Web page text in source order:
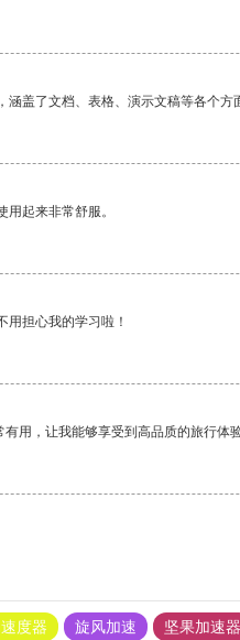
涵盖了文档、表格、演示文稿等各个方
起来非常舒服。
用担心我的学习啦！
用，让我能够享受到高品质的旅行体验
度器 旋风加速 坚果加速器